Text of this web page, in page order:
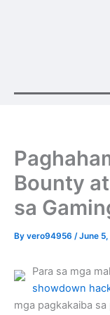
Bounty
sa
By vero94956 /June
Para sa mga
showdown
mga pagkakaiba